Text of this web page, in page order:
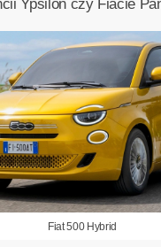
Ypsilon czy Fiacie
Fiat 500 Hybrid